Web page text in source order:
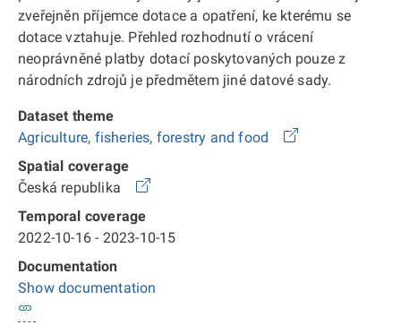
zveřejněn příjemce dotace a opatření, ke kterému se
dotace vztahuje. Přehled rozhodnutí o vrácení
neoprávněné platby dotací poskytovaných pouze z
národních zdrojů je předmětem jiné datové sady.
Dataset theme
Agriculture, fisheries, forestry and food
Spatial coverage
Česká republika
Temporal coverage
2022-10-16 - 2023-10-15
Documentation
Show documentation